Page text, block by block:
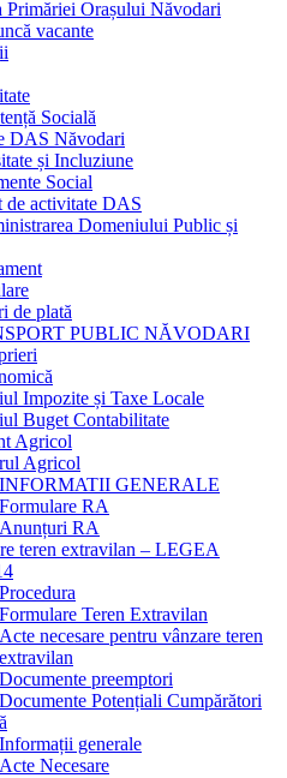
Primăriei Orașului Năvodari
vacante
Socială
DAS Năvodari
și Incluziune
Social
de activitate DAS
Domeniului Public și
de plată
PUBLIC NĂVODARI
Impozite și Taxe Locale
Buget Contabilitate
Agricol
Agricol
INFORMATII GENERALE
Formulare RA
Anunțuri RA
teren extravilan – LEGEA
Procedura
Formulare Teren Extravilan
Acte necesare pentru vânzare teren
extravilan
Documente preemptori
Documente Potențiali Cumpărători
Informații generale
Acte Necesare